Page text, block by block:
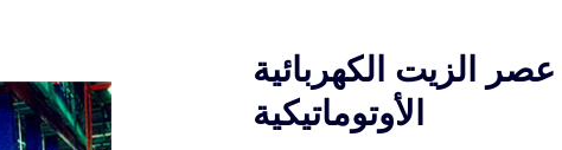
الزيت الكهربائية
الأوتوماتيكية